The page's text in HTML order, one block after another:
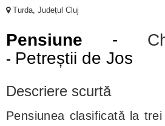
Turda, Județul Cluj
Pensiune -
- Petreștii de Jos
Descriere scurtă
Pensiunea clasificată la